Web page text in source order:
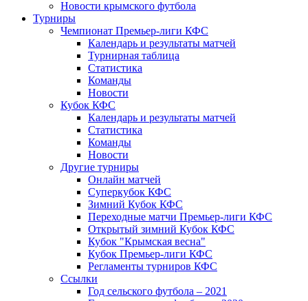
Новости крымского футбола
Турниры
Чемпионат Премьер-лиги КФС
Календарь и результаты матчей
Турнирная таблица
Статистика
Команды
Новости
Кубок КФС
Календарь и результаты матчей
Статистика
Команды
Новости
Другие турниры
Онлайн матчей
Суперкубок КФС
Зимний Кубок КФС
Переходные матчи Премьер-лиги КФС
Открытый зимний Кубок КФС
Кубок "Крымская весна"
Кубок Премьер-лиги КФС
Регламенты турниров КФС
Ссылки
Год сельского футбола – 2021